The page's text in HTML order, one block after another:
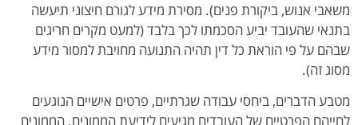
משאבי אנוש, ביקורת פנים). מסירת מידע לגורם חיצוני תיעשה
בתנאי שהעובד יביע הסכמתו לכך בלבד (למעט מקרים חריגים
שבהם על פי הוראת כל דין תהיה התנועה מחויבת למסור מידע
מסוג זה).
מטבע הדברים, ביחסי עבודה שגרתיים, פרטים אישיים הנוגעים
לחייהם הפרטיים של העובדים מגיעים לידיעת הממונים. הממונים